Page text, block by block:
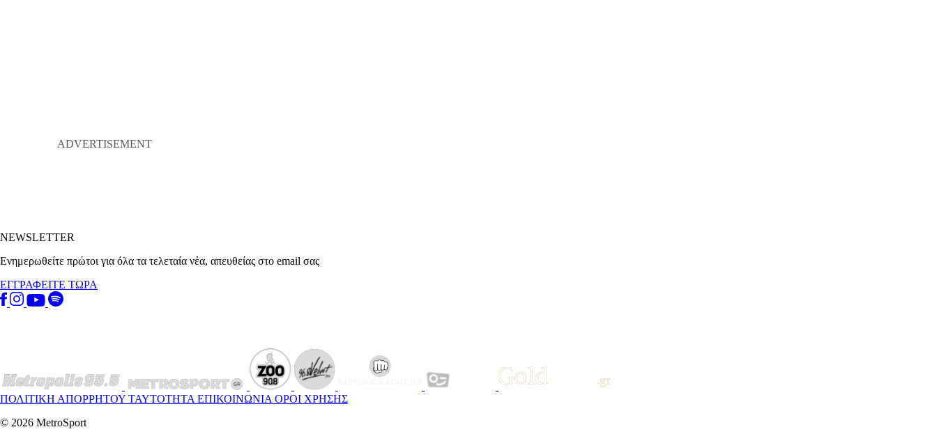
NEWSLETTER
Ενημερωθείτε πρώτοι για όλα τα τελεταία νέα, απευθείας στο email σας
ΕΓΓΡΑΦΕΙΤΕ ΤΩΡΑ
ΠΟΛΙΤΙΚΗ ΑΠΟΡΡΗΤΟΥ ΤΑΥΤΟΤΗΤΑ ΕΠΙΚΟΙΝΩΝΙΑ ΟΡΟΙ ΧΡΗΣΗΣ
© 2026 MetroSport